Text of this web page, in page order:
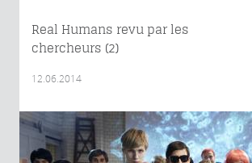
Real Humans revu par les
chercheurs (2)
12.06.2014